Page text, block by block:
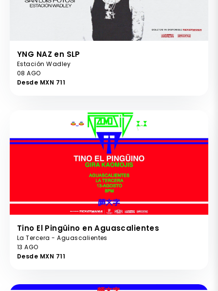
YNG NAZ en SLP
Estación Wadley
08 AGO
Desde MXN 711
Tino El Pingüino en Aguascalientes
La Tercera - Aguascalientes
13 AGO
Desde MXN 711